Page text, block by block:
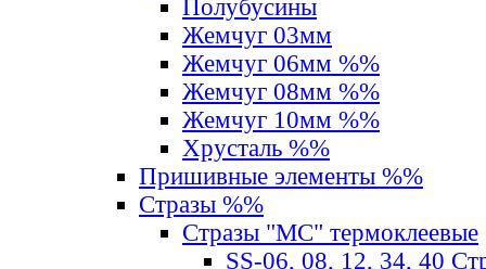
Полубусины
Жемчуг 03мм
Жемчуг 06мм %%
Жемчуг 08мм %%
Жемчуг 10мм %%
Хрусталь %%
Пришивные элементы %%
Стразы %%
Стразы "MС" термоклеевые
SS-06, 08, 12, 34, 40